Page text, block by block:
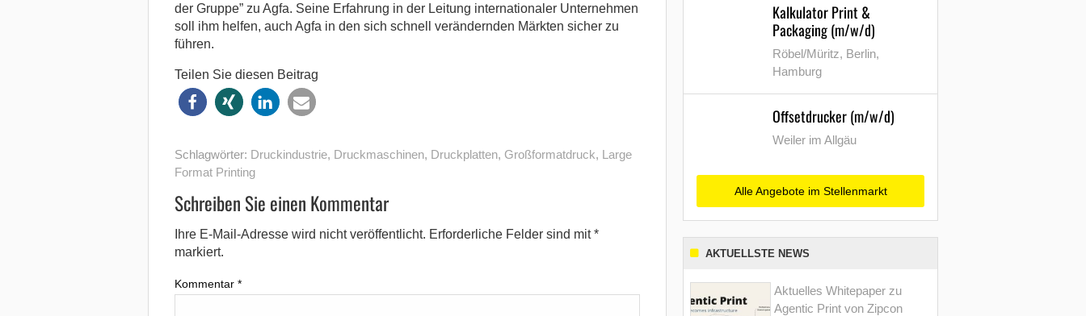
der Gruppe” zu Agfa. Seine Erfahrung in der Leitung internationaler Unternehmen
soll ihm helfen, auch Agfa in den sich schnell verändernden Märkten sicher zu
führen.
Teilen Sie diesen Beitrag
Schlagwörter: Druckindustrie, Druckmaschinen, Druckplatten, Großformatdruck, Large
Format Printing
Schreiben Sie einen Kommentar
Ihre E-Mail-Adresse wird nicht veröffentlicht. Erforderliche Felder sind mit*
markiert.
Kommentar *
Kalkulator Print &
Packaging (m/w/d)
Röbel/Müritz, Berlin,
Hamburg
Offsetdrucker (m/w/d)
Weiler im Allgäu
Alle Angebote im Stellenmarkt
AKTUELLSTE NEWS
Aktuelles Whitepaper zu
Agentic Print von Zipcon